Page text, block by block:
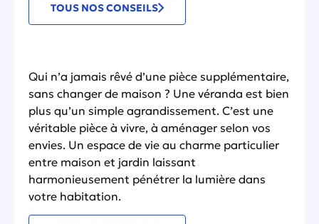
TOUS NOS CONSEILS
Qui n’a jamais rêvé d’une pièce supplémentaire,
sans changer de maison ? Une véranda est bien
plus qu’un simple agrandissement. C’est une
véritable pièce à vivre, à aménager selon vos
envies. Un espace de vie au charme particulier
entre maison et jardin laissant
harmonieusement pénétrer la lumière dans
votre habitation.